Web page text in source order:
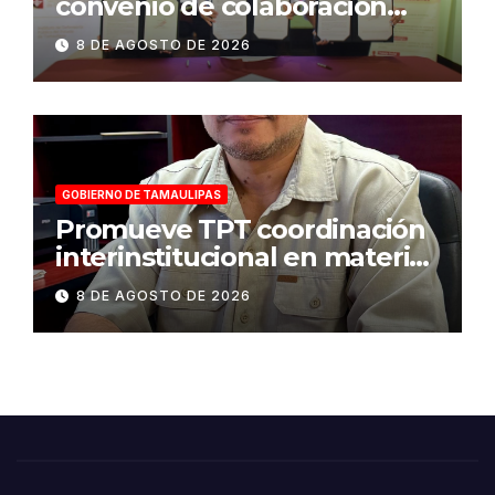
para fortalecer la atención a
víctimas y la defensa jurídica
en Tamaulipas
8 DE AGOSTO DE 2026
GOBIERNO DE TAMAULIPAS
Promueve TPT coordinación
interinstitucional en materia
de transparencia y acceso a
la información pública
8 DE AGOSTO DE 2026